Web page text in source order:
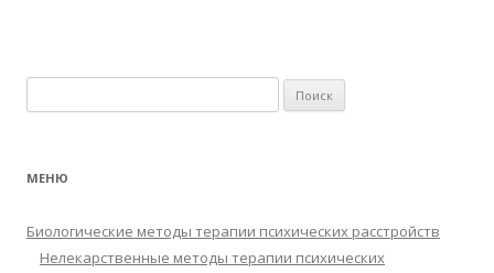
МЕНЮ
Биологические методы терапии психических расстройств
Нелекарственные методы терапии психических